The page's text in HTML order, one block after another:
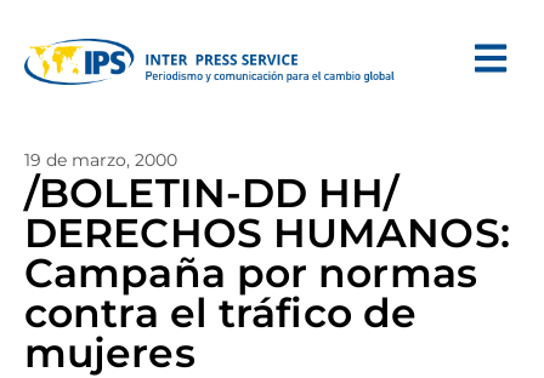
19 de marzo, 2000
/BOLETIN-DD HH/
DERECHOS HUMANOS:
Campaña por normas
contra el tráfico de
mujeres